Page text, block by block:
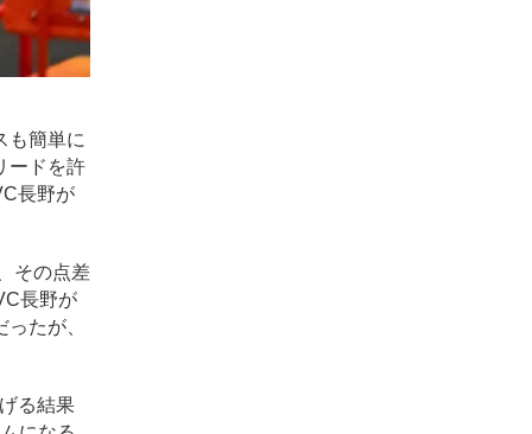
も簡単に
ードを許
長野が
その点差
長野が
たが、
る結果